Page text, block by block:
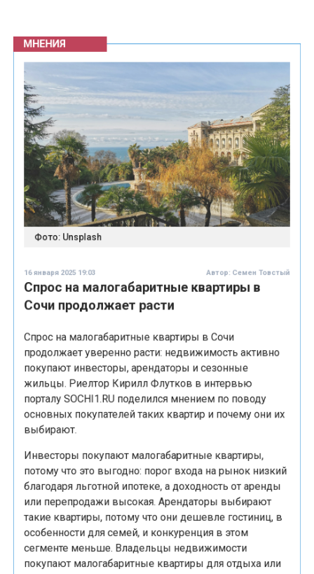
Фото: Unsplash
Спрос на малогабаритные квартиры в
Сочи продолжает расти
продолжает уверенно расти: недвижимость активно
покупают инвесторы, арендаторы и сезонные
жильцы. Риелтор Кирилл Флутков в интервью
порталу SOCHI1.RU поделился мнением по поводу
основных покупателей таких квартир и почему они их
выбирают.
Инвесторы покупают малогабаритные квартиры,
потому что это выгодно: порог входа на рынок низкий
благодаря льготной ипотеке, а доходность от аренды
или перепродажи высокая. Арендаторы выбирают
такие квартиры, потому что они дешевле гостиниц, в
особенности для семей, и конкуренция в этом
сегменте меньше. Владельцы недвижимости
покупают малогабаритные квартиры для отдыха или